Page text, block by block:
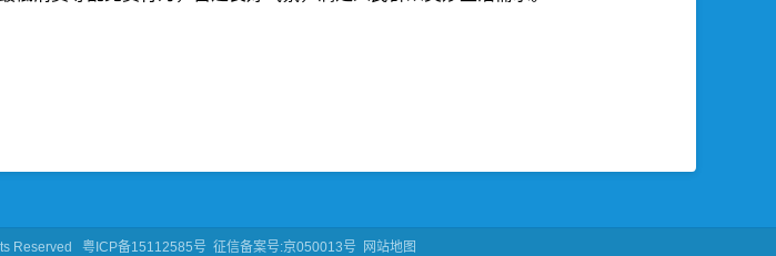
Reserved 粤ICP备15112585号 征信备案号:京050013号 网站地图